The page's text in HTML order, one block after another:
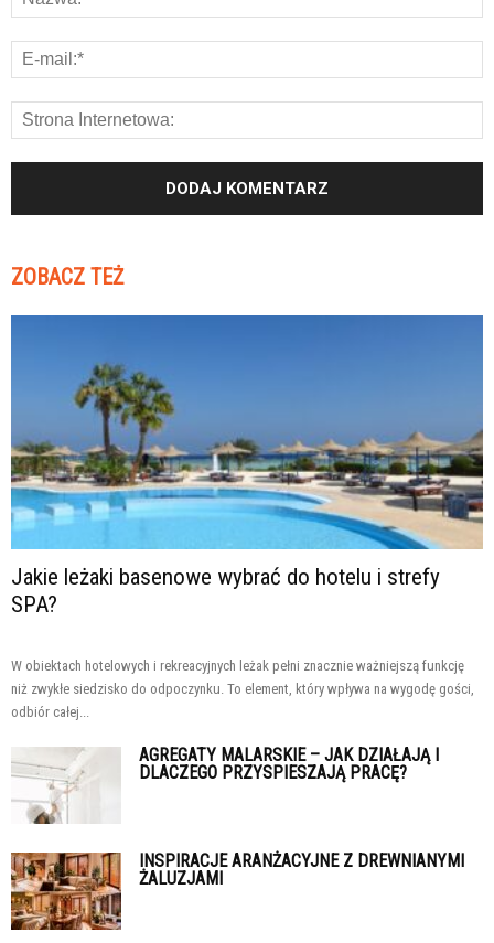
ZOBACZ TEŻ
Jakie leżaki basenowe wybrać do hotelu i strefy
SPA?
W obiektach hotelowych i rekreacyjnych leżak pełni znacznie ważniejszą funkcję
niż zwykłe siedzisko do odpoczynku. To element, który wpływa na wygodę gości,
odbiór całej...
AGREGATY MALARSKIE – JAK DZIAŁAJĄ I
DLACZEGO PRZYSPIESZAJĄ PRACĘ?
INSPIRACJE ARANŻACYJNE Z DREWNIANYMI
ŻALUZJAMI